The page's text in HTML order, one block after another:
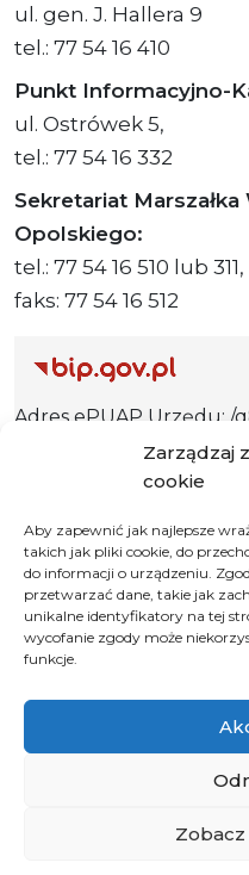
Zarządzaj
cookie
Aby zapewnić jak najlepsze
takich jak pliki cookie, do
do informacji o urządzeniu.
przetwarzać dane, takie jak
unikalne identyfikatory na tej
wycofanie zgody może
funkcje.
ul. gen. J. Hallera 9
tel.: 77 54 16 410
Punkt Informacyjno-
ul. Ostrówek 5,
tel.: 77 54 16 332
Sekretariat
Opolskiego:
tel.: 77 54 16 510 lub 311,
faks: 77 54 16 512
Adres ePUAP Urzędu: /
Adres do
Urzędu: AE:PL-66703-
Polityka prywatności
Klauzula informacyjna RODO
Deklaracja dostępności
© 2026 Samorząd